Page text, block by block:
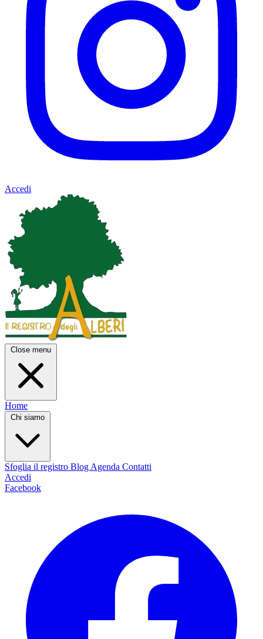
Accedi
Close menu
Home
Chi siamo
Sfoglia il registro Blog Agenda Contatti
Accedi
Facebook